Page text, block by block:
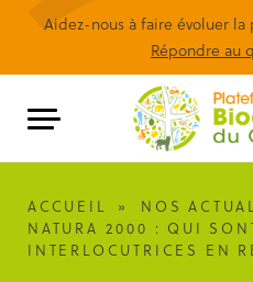
Aidez-nous à faire évoluer
Répondre au
ACCUEIL » NOS
NATURA 2000 : QUI
INTERLOCUTRICES EN